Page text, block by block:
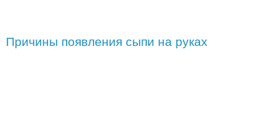
Причины появления сыпи на руках